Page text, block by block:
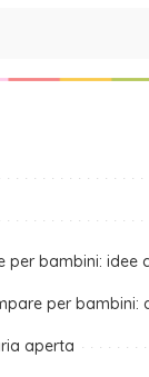
bambini: idee
per bambini:
aperta